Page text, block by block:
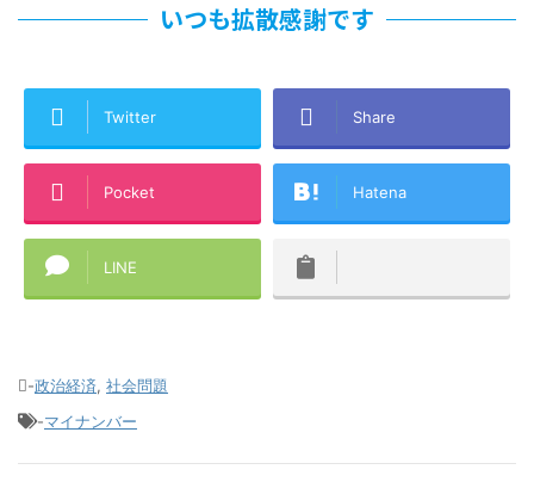
いつも拡散感謝です
Twitter Share
Pocket Hatena
LINE
-政治経済, 社会問題
-マイナンバー